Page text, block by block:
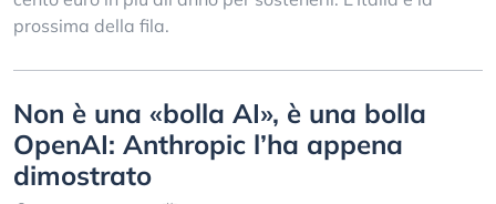
prossima della fila.
Non è una «bolla AI», è una bolla
OpenAI: Anthropic l’ha appena
dimostrato